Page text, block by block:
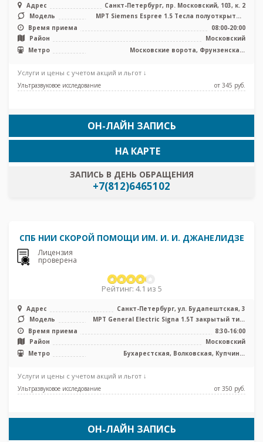
Адрес
Санкт-Петербург, пр. Московский, 103, к. 2
Модель
МРТ Siemens Espree 1.5 Тесла полуоткрытый
типа, КТ Siemens Emotion 6 с ...
Время приема
08:00-20:00
Район
Московский
Метро
Московские ворота, Фрунзенская,
Услуги и цены с учетом акций и льгот ↓
Ультразвуковое исследование от 345 pуб.
ОН-ЛАЙН ЗАПИСЬ
ЗАПИСЬ В ДЕНЬ ОБРАЩЕНИЯ
+7(812)6465102
НА КАРТЕ
СПБ НИИ СКОРОЙ ПОМОЩИ ИМ. И. И. ДЖАНЕЛИДЗЕ
Лицензия
проверена
Рейтинг: 4.1 из 5
Адрес
Санкт-Петербург, ул. Будапештская, 3
Модель
МРТ General Electric Signa 1.5T закрытый тип,
КТ Toshiba G 32 среза, У ...
Время приема
8:30-16:00
Район
Московский
Метро
Бухарестская, Волковская, Купчино,
Услуги и цены с учетом акций и льгот ↓
Ультразвуковое исследование от 350 pуб.
ОН-ЛАЙН ЗАПИСЬ